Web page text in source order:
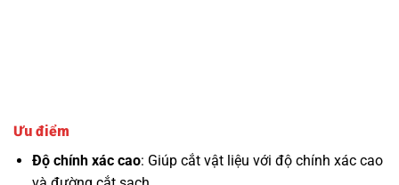
Ưu điểm
Độ chính xác cao: Giúp cắt vật liệu với độ chính xác cao